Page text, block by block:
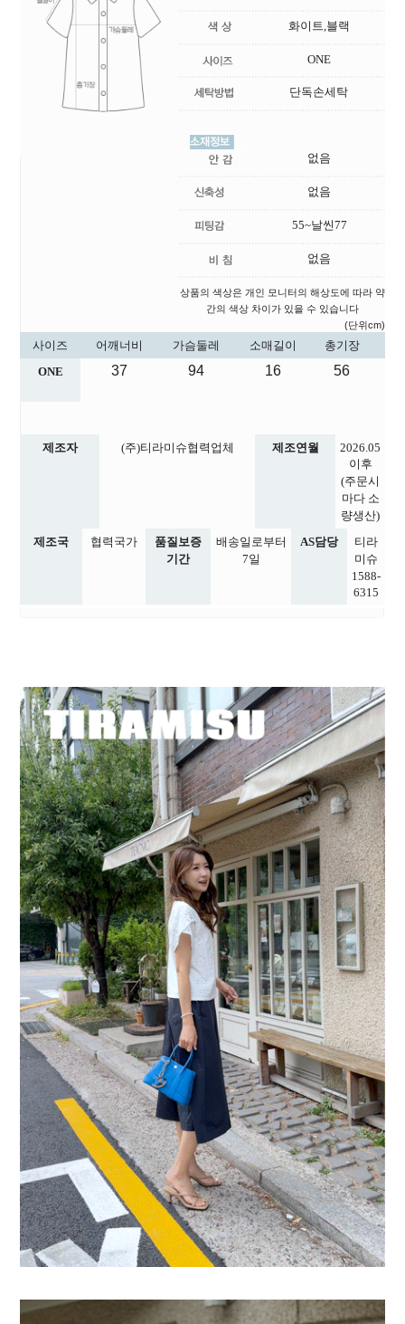
화이트,블랙
ONE
단독손세탁
없음
없음
55~날씬77
없음
상품의 색상은 개인 모니터의 해상도에 따라 약
간의 색상 차이가 있을 수 있습니다
(단위cm)
사이즈 어깨너비 가슴둘레 소매길이
총기장
ONE
37 94 16 56
제조자 (주)티라미슈협력업체 제조연월
2026.05
이후
(주문시
마다 소
량생산)
제조국
협력국가
품질보증
기간
배송일로부터
7일
AS담당
티라
미슈
1588-
6315